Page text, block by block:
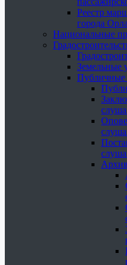
Реестр
города Орла
Национальные
Земельные
Публичные